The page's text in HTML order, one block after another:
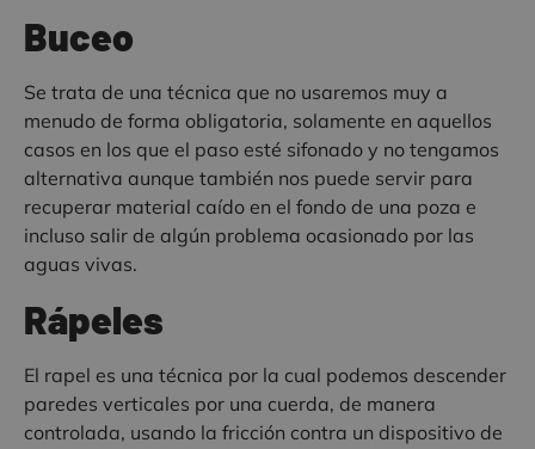
Buceo
Se trata de una técnica que no usaremos muy a
menudo de forma obligatoria, solamente en aquellos
casos en los que el paso esté sifonado y no tengamos
alternativa aunque también nos puede servir para
recuperar material caído en el fondo de una poza e
incluso salir de algún problema ocasionado por las
aguas vivas.
Rápeles
El rapel es una técnica por la cual podemos descender
paredes verticales por una cuerda, de manera
controlada, usando la fricción contra un dispositivo de